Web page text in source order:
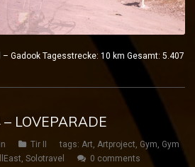
Gadook Tagesstrecke: 10 km Gesamt: 5.407
LOVEPARADE
Tir II tags: Art, Artproject, Gym, Gym
, Solotravel 0 comments